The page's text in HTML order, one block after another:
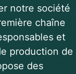
notre société
chaîne
et
production de
des